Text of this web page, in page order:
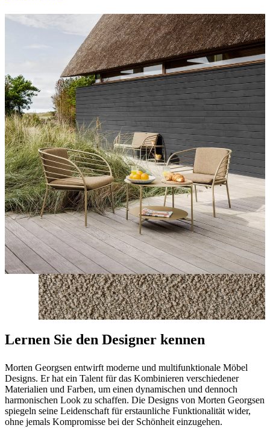
Lernen Sie den Designer kennen
Morten Georgsen entwirft moderne und multifunktionale Möbel
Designs. Er hat ein Talent für das Kombinieren verschiedener
Materialien und Farben, um einen dynamischen und dennoch
harmonischen Look zu schaffen. Die Designs von Morten Georgsen
spiegeln seine Leidenschaft für erstaunliche Funktionalität wider,
ohne jemals Kompromisse bei der Schönheit einzugehen.